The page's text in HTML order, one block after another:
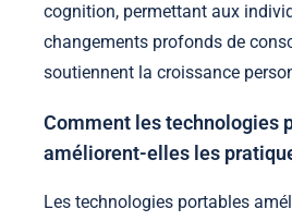
cognition, permettant aux
changements profonds de
soutiennent la croissance
Comment les technologies
améliorent-elles les
Les technologies portables